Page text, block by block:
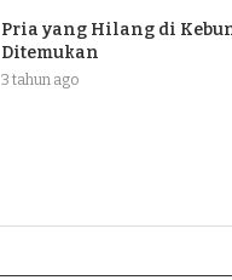
Pria yang Hilang di
Ditemukan
3 tahun ago